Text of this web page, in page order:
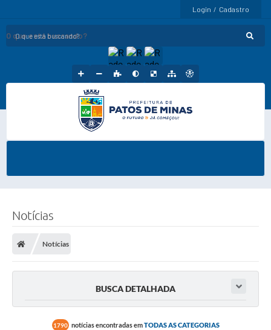
Login / Cadastro
O que está buscando?
Notícias
Notícias
BUSCA DETALHADA
1790 notícias encontradas emTODAS AS CATEGORIAS